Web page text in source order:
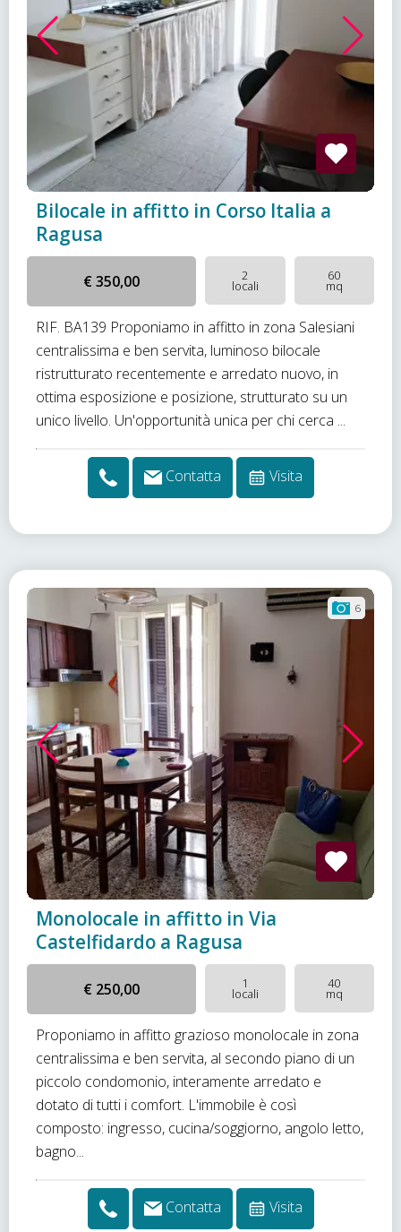
Bilocale in affitto in Corso Italia a
Ragusa
€ 350,00 2
locali
60
mq
RIF. BA139 Proponiamo in affitto in zona Salesiani
centralissima e ben servita, luminoso bilocale
ristrutturato recentemente e arredato nuovo, in
ottima esposizione e posizione, strutturato su un
unico livello. Un'opportunità unica per chi cerca ...
Contatta Visita
6
Monolocale in affitto in Via
Castelfidardo a Ragusa
€ 250,00 1
locali
40
mq
Proponiamo in affitto grazioso monolocale in zona
centralissima e ben servita, al secondo piano di un
piccolo condomonio, interamente arredato e
dotato di tutti i comfort. L'immobile è così
composto: ingresso, cucina/soggiorno, angolo letto,
bagno...
Contatta Visita